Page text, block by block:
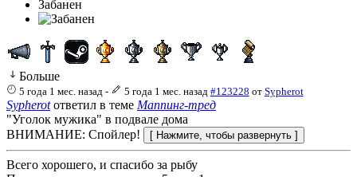
Забанен
Больше
5 года 1 мес. назад - 5 года 1 мес. назад #123228 от Sypherot
Sypherotответил в теме Маппинг-тред
"Уголок мужика" в подвале дома
ВНИМАНИЕ: Спойлер!
Всего хорошего, и спасибо за рыбу